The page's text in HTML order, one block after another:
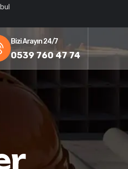
Bizi Arayın 24/7
0539 760 47 74